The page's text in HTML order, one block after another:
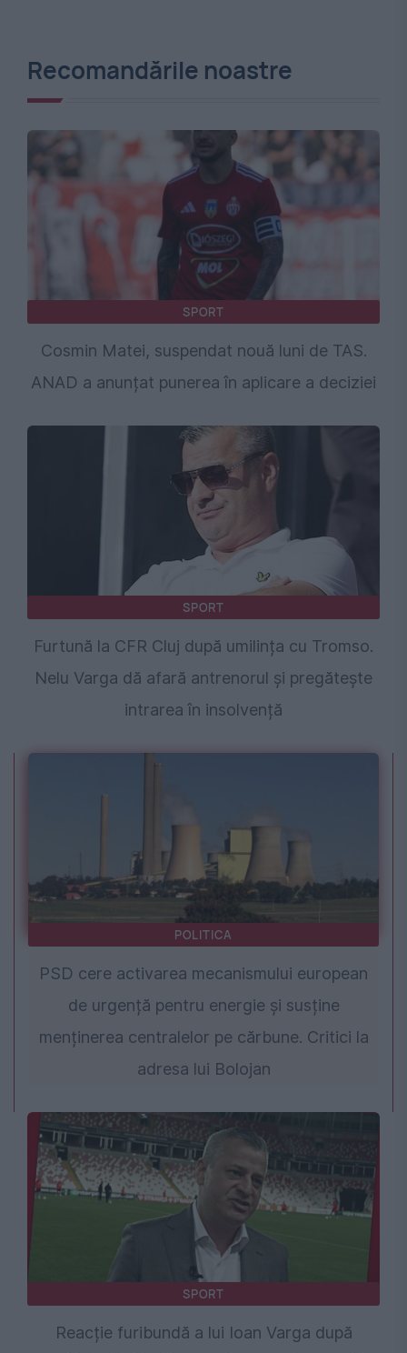
Recomandările noastre
SPORT
Cosmin Matei, suspendat nouă luni de TAS.
ANAD a anunțat punerea în aplicare a deciziei
SPORT
Furtună la CFR Cluj după umilința cu Tromso.
Nelu Varga dă afară antrenorul și pregătește
intrarea în insolvență
POLITICA
PSD cere activarea mecanismului european
de urgență pentru energie și susține
menținerea centralelor pe cărbune. Critici la
adresa lui Bolojan
SPORT
Reacție furibundă a lui Ioan Varga după